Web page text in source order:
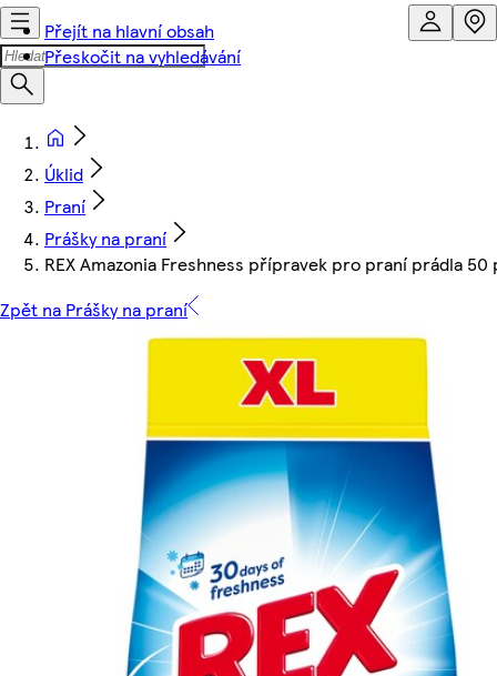
Přejít na hlavní obsah
Přeskočit na vyhledávání
Úklid
Praní
Prášky na praní
REX Amazonia Freshness přípravek pro praní prádla 50
Zpět na Prášky na praní